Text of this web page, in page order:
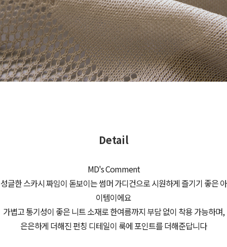
Detail
MD's Comment
성글한 스카시 짜임이 돋보이는 썸머 가디건으로 시원하게 즐기기 좋은 아
이템이에요
가볍고 통기성이 좋은 니트 소재로 한여름까지 부담 없이 착용 가능하며,
은은하게 더해진 펀칭 디테일이 룩에 포인트를 더해준답니다